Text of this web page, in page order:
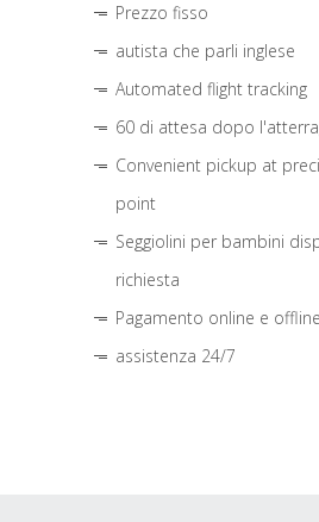
Prezzo fisso
autista che parli inglese
Automated flight tracking
60 di attesa dopo
Convenient pickup at
point
Seggiolini per bambini
richiesta
Pagamento online e offline
assistenza 24/7